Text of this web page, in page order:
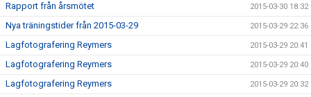
Rapport från årsmötet 2015-03-30 18:32
Nya träningstider från 2015-03-29 2015-03-29 22:36
Lagfotografering Reymers 2015-03-29 20:41
Lagfotografering Reymers 2015-03-29 20:40
Lagfotografering Reymers 2015-03-29 20:32